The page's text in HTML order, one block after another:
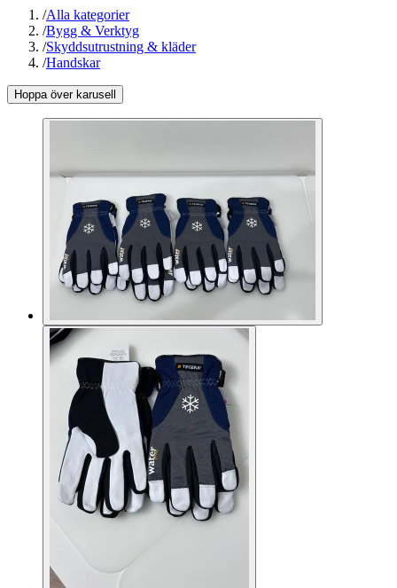
/Alla kategorier
/Bygg & Verktyg
/Skyddsutrustning & kläder
/Handskar
Hoppa över karusell